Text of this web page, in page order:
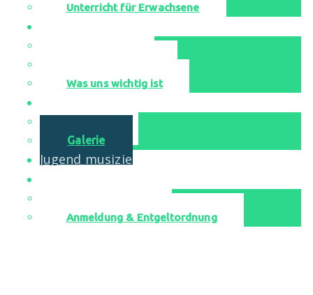
Unterricht für Erwachsene
Was uns wichtig ist
Galerie
Jugend musiziert
Anmeldung & Entgeltordnung